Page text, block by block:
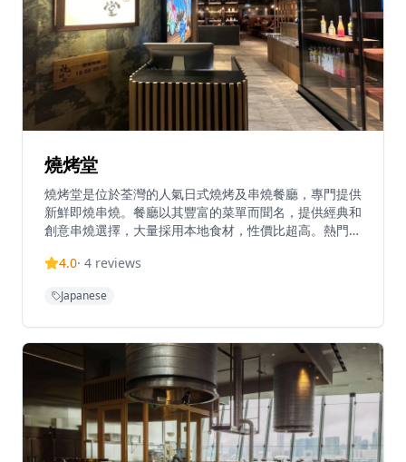
燒烤堂
燒烤堂是位於荃灣的人氣日式燒烤及串燒餐廳，專門提供
新鮮即燒串燒。餐廳以其豐富的菜單而聞名，提供經典和
創意串燒選擇，大量採用本地食材，性價比超高。熱門菜
對滿足不同口味。餐廳以橙白色為主色調，營造輕鬆的用
樓，已成為區內隱藏美食，以$10起的親民價格和優質出
午夜12時，星期五及六延長至凌晨2時。燒烤堂在香港設
有多間分店，包括銅鑼灣、旺角、尖沙咀及中環，成為串
燒愛好者的熱門選擇。
4.0· 4 reviews
Japanese